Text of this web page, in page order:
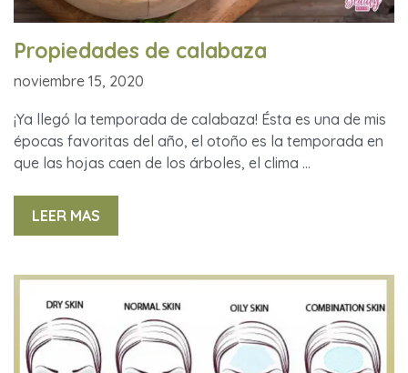
Propiedades de calabaza
noviembre 15, 2020
¡Ya llegó la temporada de calabaza! Ésta es una de mis
épocas favoritas del año, el otoño es la temporada en
que las hojas caen de los árboles, el clima …
LEER MAS